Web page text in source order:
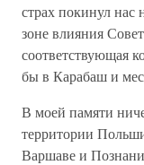
страх покинул
зоне влияния
соответствующая
бы в Карабаш и
В моей памяти
территории
Варшаве и